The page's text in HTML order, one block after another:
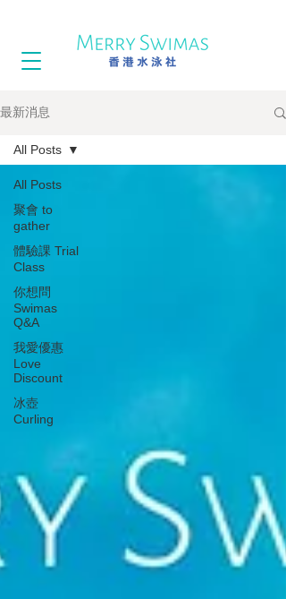
最新消息
All Posts
聚會 to
gather
體驗課 Trial
Class
你想問
Swimas
Q&A
我愛優惠
Love
Discount
冰壺
Curling
All Posts